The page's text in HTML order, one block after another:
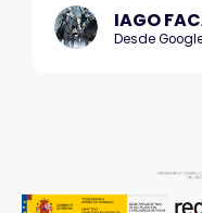
IAGO
Desde